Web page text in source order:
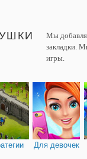
Мы
закладки.
игры.
Для девочек